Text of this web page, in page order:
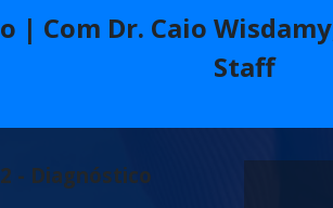
Com Dr. Caio
Staff
- Diagnóstico